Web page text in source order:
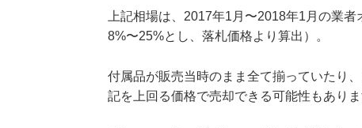
上記相場は、2017年1月〜2018年1月の業
8%〜25%とし、落札価格より算出）。
付属品が販売当時のまま全て揃っていたり
記を上回る価格で売却できる可能性もありま